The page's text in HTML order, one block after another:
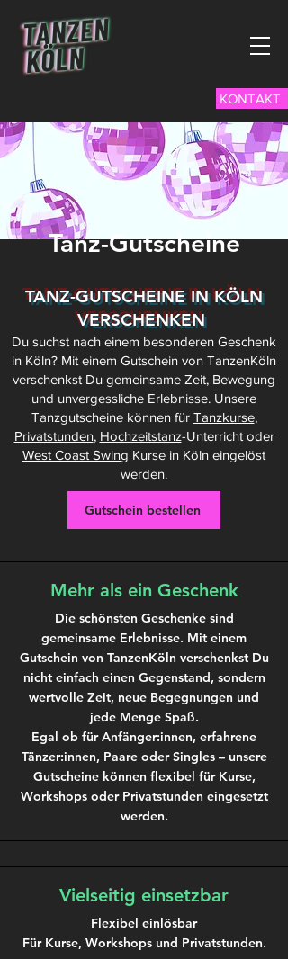
KONTAKT
Tanz-Gutscheine
TANZ-GUTSCHEINE IN KÖLN
VERSCHENKEN
Du suchst nach einem besonderen Geschenk
in Köln? Mit einem Gutschein von TanzenKöln
verschenkst Du gemeinsame Zeit, Bewegung
und unvergessliche Erlebnisse. Unsere
Tanzgutscheine können für Tanzkurse,
Privatstunden, Hochzeitstanz-Unterricht oder
West Coast Swing Kurse in Köln eingelöst
werden.
Gutschein bestellen
Mehr als ein Geschenk
Die schönsten Geschenke sind
gemeinsame Erlebnisse. Mit einem
Gutschein von TanzenKöln verschenkst Du
nicht einfach einen Gegenstand, sondern
wertvolle Zeit, neue Begegnungen und
jede Menge Spaß.
Egal ob für Anfänger:innen, erfahrene
Tänzer:innen, Paare oder Singles – unsere
Gutscheine können flexibel für Kurse,
Workshops oder Privatstunden eingesetzt
werden.
Vielseitig einsetzbar
Flexibel einlösbar
Für Kurse, Workshops und Privatstunden.